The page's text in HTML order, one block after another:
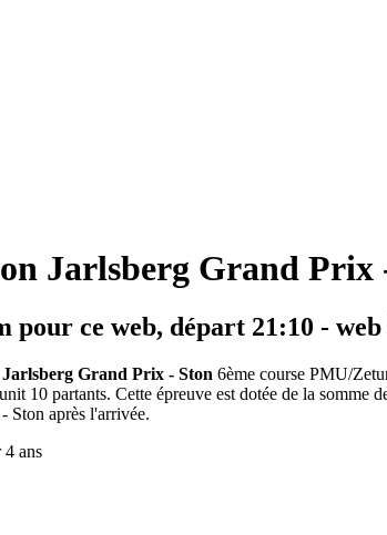
Jarlsberg Grand Prix
pour ce web, départ 21:10 - web
Grand Prix - Ston 6ème course PMU/
10 partants. Cette épreuve est dotée de la somme
Ston après l'arrivée.
4 ans